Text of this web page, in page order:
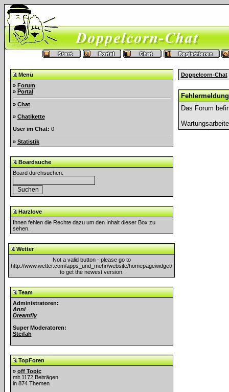
Menü
» Forum
» Portal
» Chat
» Chatikette
User im Chat: 0
» Statistik
Boardsuche
Board durchsuchen:
Harzlove
Ihnen fehlen die Rechte dazu um den Inhalt dieser Box zu
sehen.
Wetter
Not a valid button - please go to
http://www.wetter.com/apps_und_mehr/website/homepagewidget/
to get the newest version.
Team
Administratoren:
Anni
Dreamfly
Super Moderatoren:
Steifah
TopForen
» off Topic
mit 1172 Beiträgen
in 874 Themen
Doppelcorn-Chat
Fehlermeldung
Das Forum